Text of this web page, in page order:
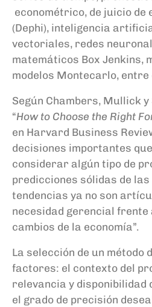
econométrico, de juicio de
(Dephi), inteligencia
vectoriales, redes
matemáticos Box Jenkins,
modelos Montecarlo,
Según Chambers, Mullicky
“How to Choose the Right
en Harvard Business
decisiones importantes
considerar algún tipo de
predicciones sólidas de las
tendencias ya no son
necesidad gerencial frente
cambios de la economía”.
La selección de un método
factores: el contexto del
relevancia y disponibilidad
el grado de precisión